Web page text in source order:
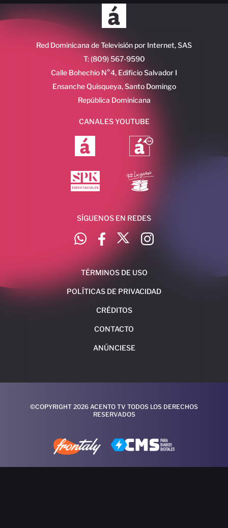
Red Dominicana de Televisión por Internet, SAS
T: (809) 567-9590
Calle Bohechio N°4, Edificio Salvador I
Ensanche Quisqueya, Santo Domingo
República Dominicana
CANALES YOUTUBE
SÍGUENOS EN REDES
TÉRMINOS DE USO
POLÍTICAS DE PRIVACIDAD
CRÉDITOS
CONTACTO
ANÚNCIESE
©COPYRIGHT 2026 ACENTO TV TODOS LOS DERECHOS
RESERVADOS